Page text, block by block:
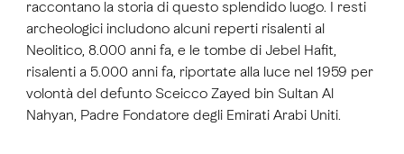
raccontano la storia di questo splendido luogo. I resti
archeologici includono alcuni reperti risalenti al
Neolitico, 8.000 anni fa, e le tombe di Jebel Hafit,
risalenti a 5.000 anni fa, riportate alla luce nel 1959 per
volontà del defunto Sceicco Zayed bin Sultan Al
Nahyan, Padre Fondatore degli Emirati Arabi Uniti.